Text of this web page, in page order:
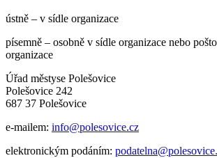
ústně – v sídle organizace
písemně – osobně v sídle organizace nebo
organizace
Úřad městyse Polešovice
Polešovice 242
687 37 Polešovice
e-mailem: info@polesovice.cz
elektronickým podáním: